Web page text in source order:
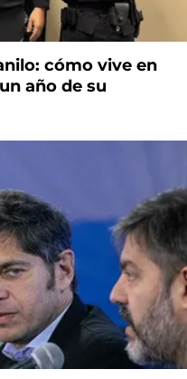
cómo vive en
año de su